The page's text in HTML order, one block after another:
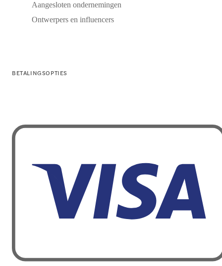
Aangesloten ondernemingen
Ontwerpers en influencers
BETALINGSOPTIES